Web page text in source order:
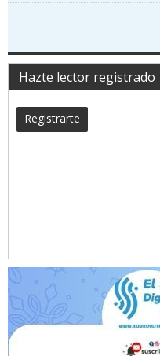
Hazte lector registrado
Registrarte